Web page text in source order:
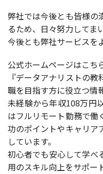
弊社では今後とも皆様の
るため、日々努力してま
今後とも弊社サービスを
公式ホームページはこち
『データアナリストの
職を目指す方に役立つ情
未経験から年収108万円
はフルリモート勤務で働
功のポイントやキャリア
しています。
初心者でも安心して学べ
用のスキル向上をサポー